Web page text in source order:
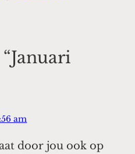
am
door jou ook op